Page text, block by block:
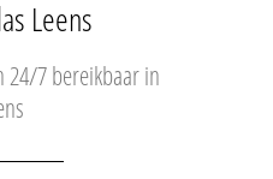
Leens
24/7 bereikbaar in